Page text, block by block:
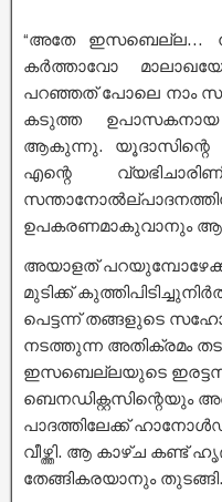
“അതേ ഇസബെല്ല…
കർത്താവോ
പറഞ്ഞത് പോലെ നാം
കടുത്ത
ആകുന്നു. യൂദാസിന്റെ
എന്റെ
ഉപകരണമാകുവാനും
അയാളത്
മുടിക്ക്
പെട്ടന്ന് തങ്ങളുടെ
നടത്തുന്ന അതിക്രമം
ഇസബെല്ലയുടെ
ബെനഡിക്റ്റസിന്റെയും
പാദത്തിലേക്ക്
വീഴ്ത്തി. ആ കാഴ്ച
തേങ്ങികരയാനും തുടങ്ങി.